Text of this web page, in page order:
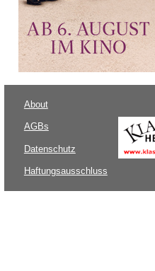
About
AGBs
Datenschutz
Haftungsausschluss